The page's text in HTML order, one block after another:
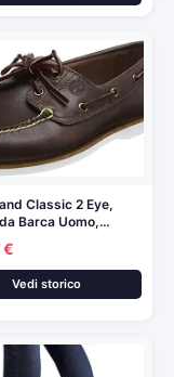
Classic 2 Eye,
Barca Uomo,…
€
Vedi storico